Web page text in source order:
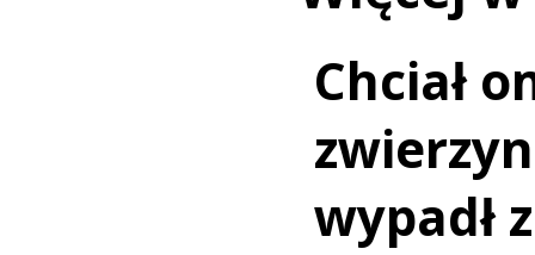
Chciał
wypadł